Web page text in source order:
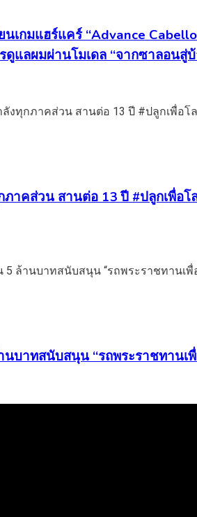
นเกมแฮร์แคร์ “Advance
ดูแลผมผ่านโมเดล “จากซาลอนสู่
าคส่วน สานต่อ 13 ปี #ปลูกเพื่อ
นบาทสนับสนุน “รถพระราชทานเ